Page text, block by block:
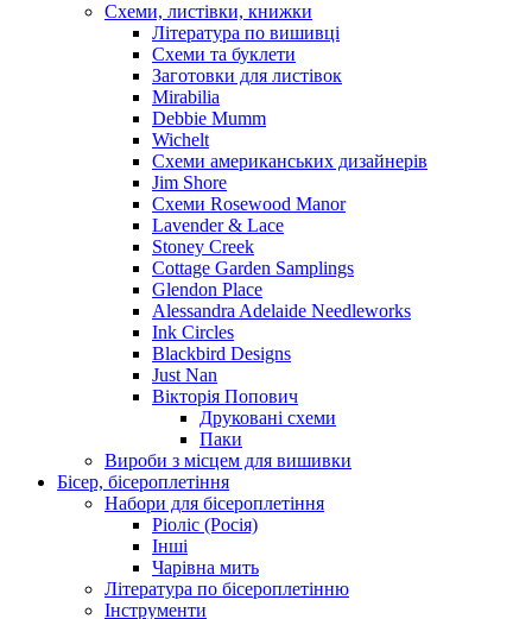
Схеми, листівки, книжки
Література по вишивці
Схеми та буклети
Заготовки для листівок
Mirabilia
Debbie Mumm
Wichelt
Схеми американських дизайнерів
Jim Shore
Cхеми Rosewood Manor
Lavender & Lace
Stoney Creek
Cottage Garden Samplings
Glendon Place
Alessandra Adelaide Needleworks
Ink Circles
Blackbird Designs
Just Nan
Вікторія Попович
Друковані схеми
Паки
Вироби з місцем для вишивки
Бісер, бісероплетіння
Набори для бісероплетіння
Ріоліс (Росія)
Інші
Чарівна мить
Література по бісероплетінню
Інструменти